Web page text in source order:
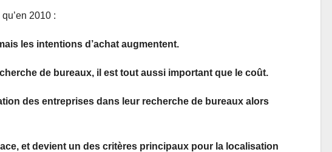
2010 :
les intentions d’achat augmentent.
de bureaux, il est tout aussi important que le coût.
des entreprises dans leur recherche de bureaux alors
et devient un des critères principaux pour la localisation